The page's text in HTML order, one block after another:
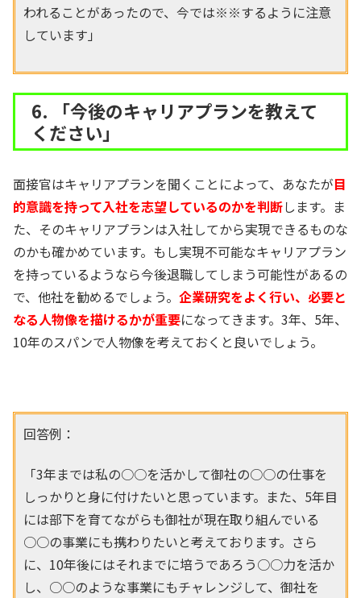
われることがあったので、今では※※するように注意
しています」
6. 「今後のキャリアプランを教えて
ください」
面接官はキャリアプランを聞くことによって、あなたが目
的意識を持って入社を志望しているのかを判断します。ま
た、そのキャリアプランは入社してから実現できるものな
のかも確かめています。もし実現不可能なキャリアプラン
を持っているようなら今後退職してしまう可能性があるの
で、他社を勧めるでしょう。 企業研究をよく行い、必要と
なる人物像を描けるかが重要になってきます。3年、5年、
10年のスパンで人物像を考えておくと良いでしょう。
回答例：
「3年までは私の○○を活かして御社の○○の仕事を
しっかりと身に付けたいと思っています。また、5年目
には部下を育てながらも御社が現在取り組んでいる
○○の事業にも携わりたいと考えております。さら
に、10年後にはそれまでに培うであろう○○力を活か
し、○○のような事業にもチャレンジして、御社を